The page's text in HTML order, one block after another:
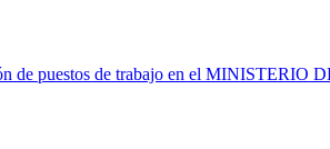
de puestos de trabajo en el MINISTERIO